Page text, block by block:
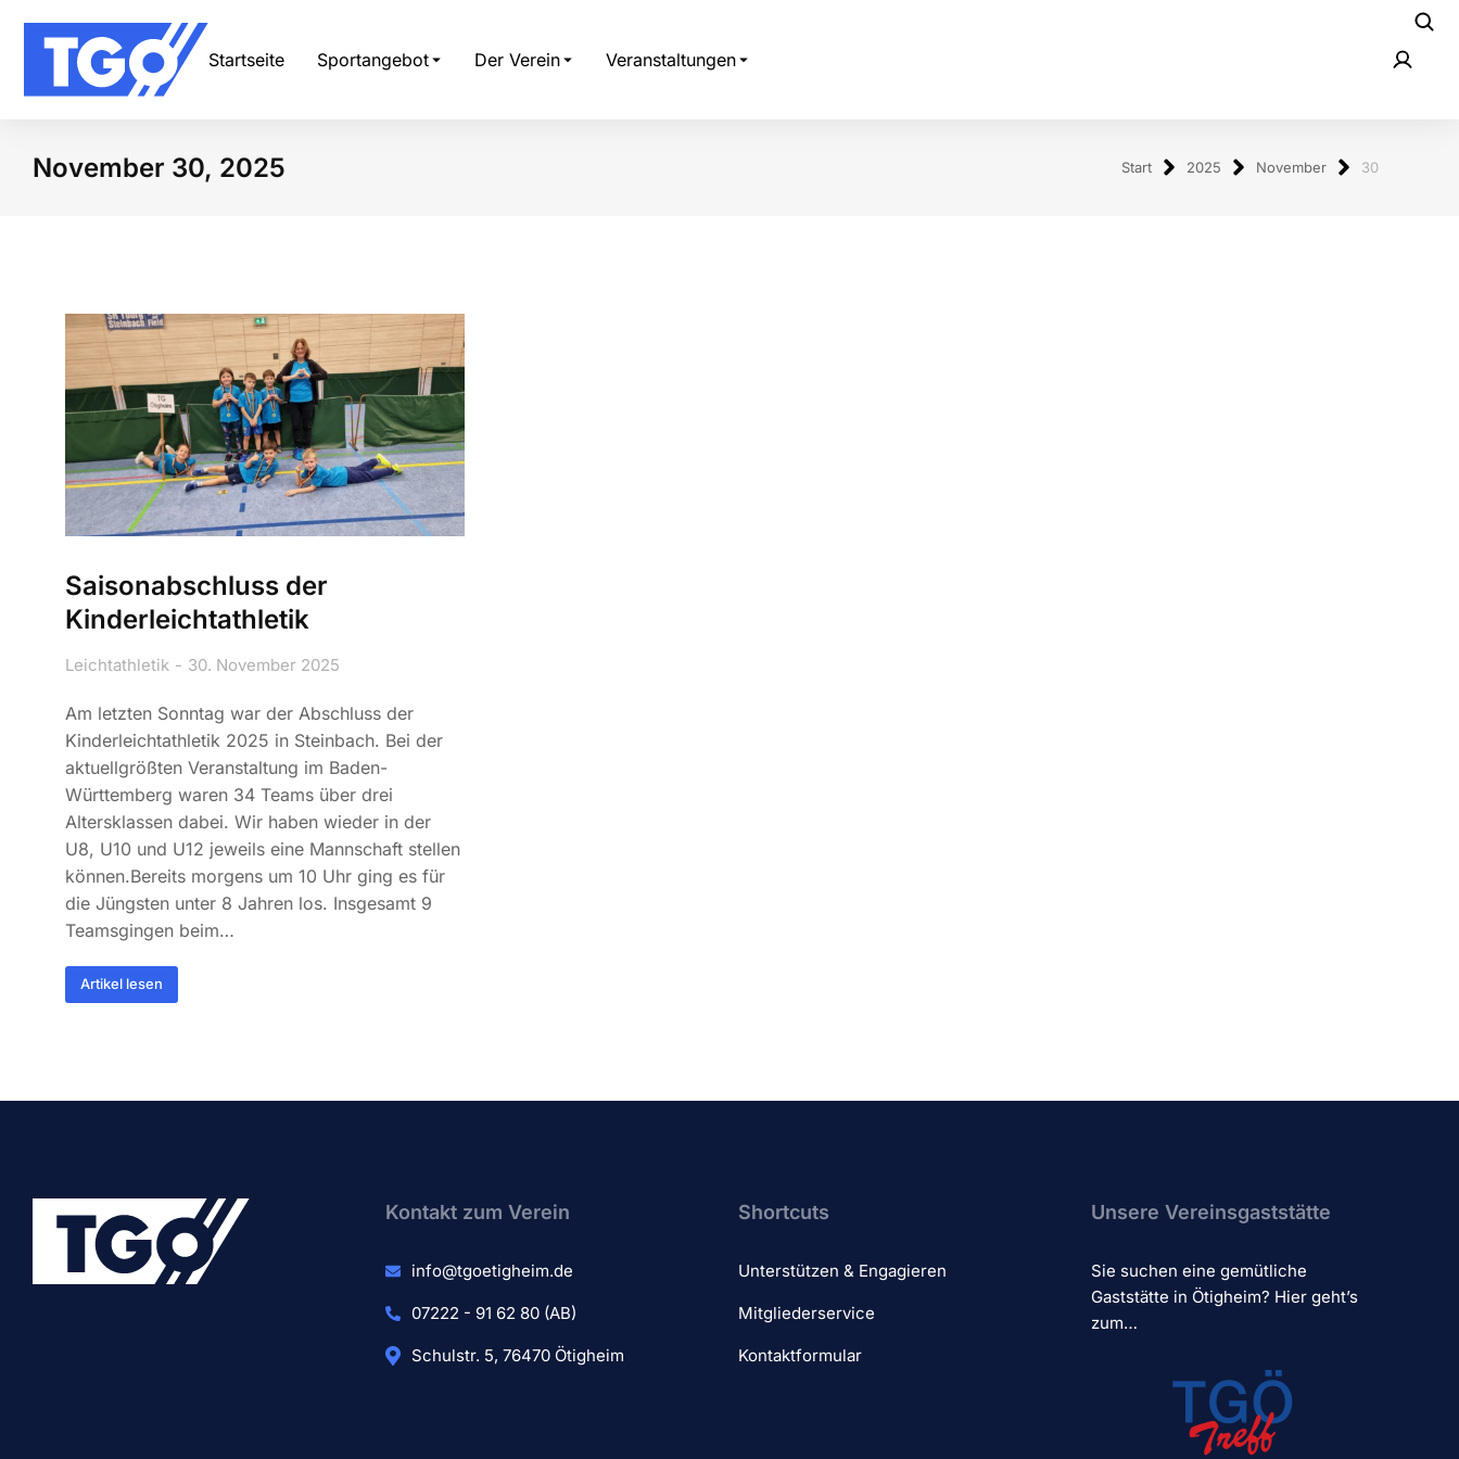
Startseite Sportangebot Der Verein Veranstaltungen
November 30, 2025 Start 2025 November 30
Saisonabschluss der
Kinderleichtathletik
Leichtathletik 30. November 2025
Am letzten Sonntag war der Abschluss der
Kinderleichtathletik 2025 in Steinbach. Bei der
aktuellgrößten Veranstaltung im Baden-
Württemberg waren 34 Teams über drei
Altersklassen dabei. Wir haben wieder in der
U8, U10 und U12 jeweils eine Mannschaft stellen
können.Bereits morgens um 10 Uhr ging es für
die Jüngsten unter 8 Jahren los. Insgesamt 9
Teamsgingen beim…
Artikel lesen
Kontakt zum Verein​
info@tgoetigheim.de
07222 - 91 62 80 (AB)
Schulstr. 5, 76470 Ötigheim
Shortcuts
Unterstützen & Engagieren
Mitgliederservice
Kontaktformular
Unsere Vereinsgaststätte
Sie suchen eine gemütliche
Gaststätte in Ötigheim? Hier geht’s
zum…